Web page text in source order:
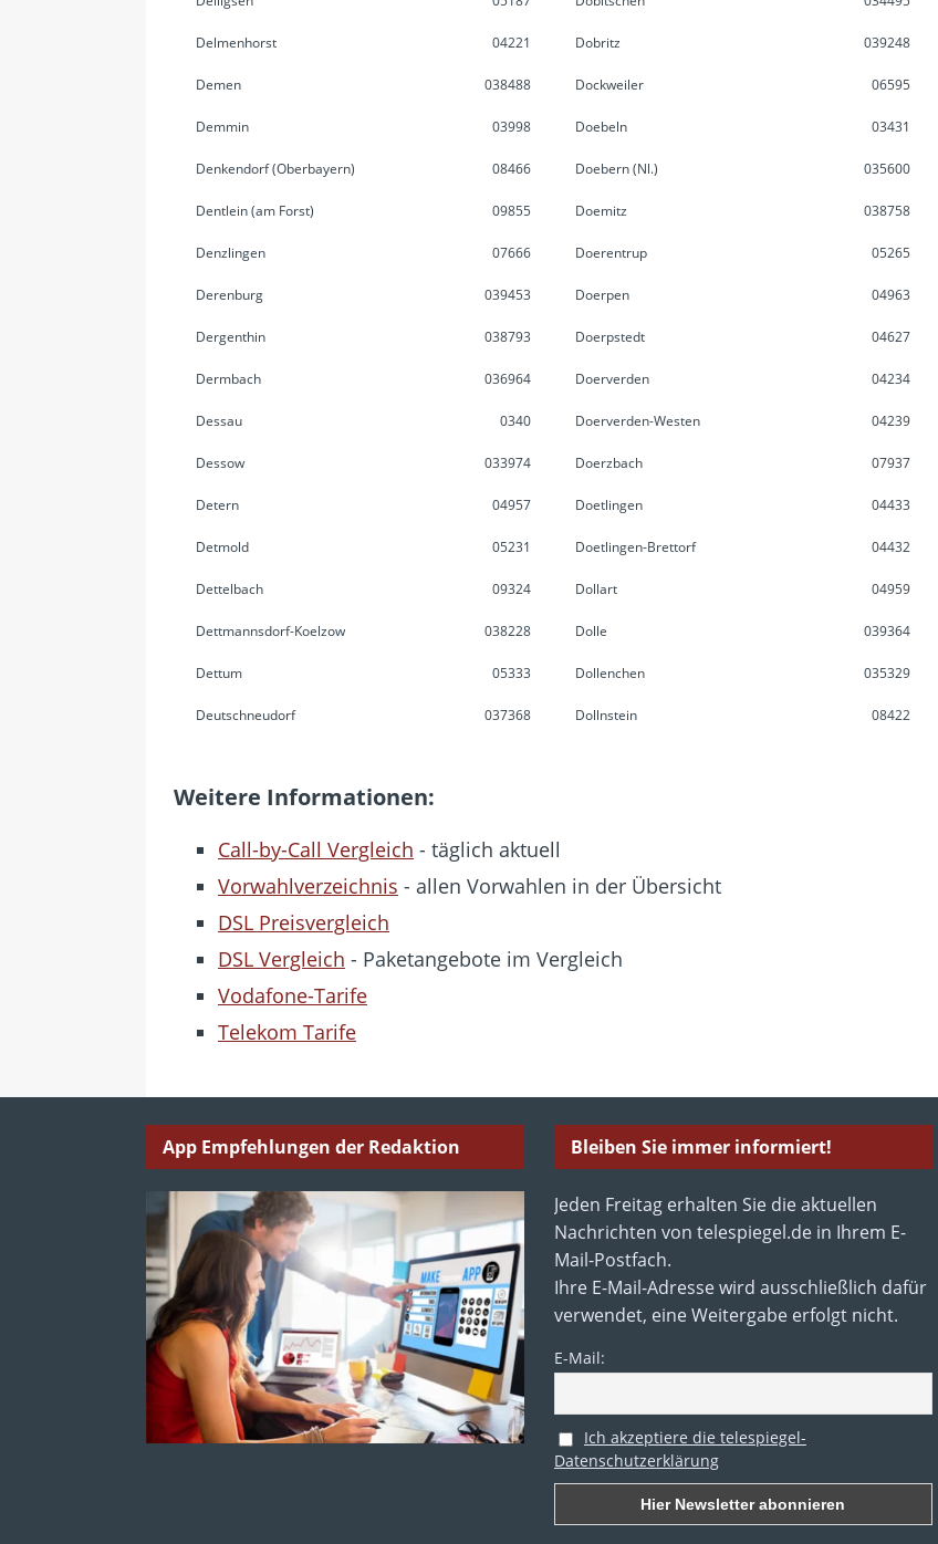
Delmenhorst 04221
Demen 038488
Demmin 03998
Denkendorf (Oberbayern) 08466
Dentlein (am Forst) 09855
Denzlingen 07666
Derenburg 039453
Dergenthin 038793
Dermbach 036964
Dessau 0340
Dessow 033974
Detern 04957
Detmold 05231
Dettelbach 09324
Dettmannsdorf-Koelzow 038228
Dettum 05333
Deutschneudorf 037368
Dobritz 039248
Dockweiler 06595
Doebeln 03431
Doebern (Nl.) 035600
Doemitz 038758
Doerentrup 05265
Doerpen 04963
Doerpstedt 04627
Doerverden 04234
Doerverden-Westen 04239
Doerzbach 07937
Doetlingen 04433
Doetlingen-Brettorf 04432
Dollart 04959
Dolle 039364
Dollenchen 035329
Dollnstein 08422
Weitere Informationen:
Call-by-Call Vergleich - täglich aktuell
Vorwahlverzeichnis - allen Vorwahlen in der Übersicht
DSL Preisvergleich
DSL Vergleich - Paketangebote im Vergleich
Vodafone-Tarife
Telekom Tarife
App Empfehlungen der Redaktion Bleiben Sie immer informiert!
Jeden Freitag erhalten Sie die aktuellen
Nachrichten von telespiegel.de in Ihrem E-
Mail-Postfach.
Ihre E-Mail-Adresse wird ausschließlich dafür
verwendet, eine Weitergabe erfolgt nicht.
E-Mail:
Ich akzeptiere die telespiegel-
Datenschutzerklärung